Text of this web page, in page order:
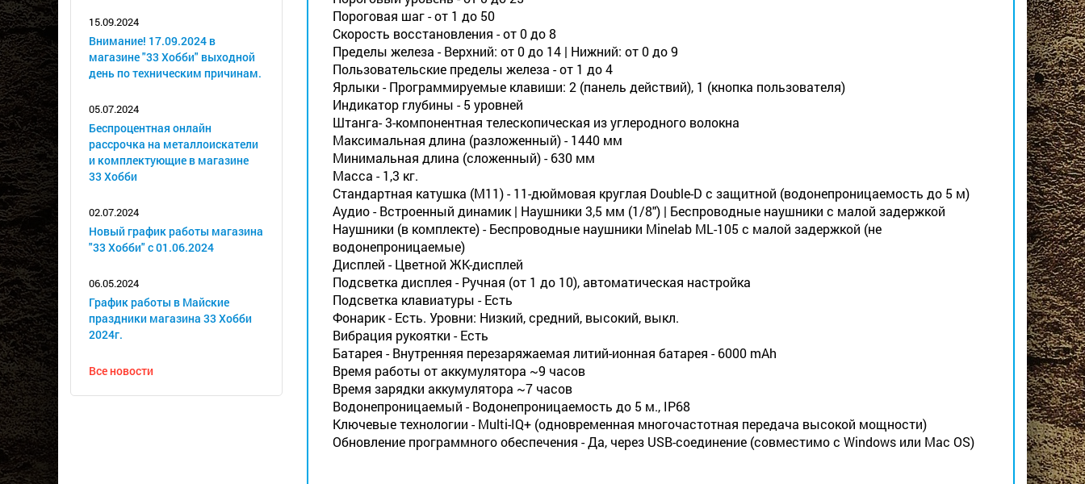
15.09.2024
Внимание! 17.09.2024 в
магазине "33 Хобби" выходной
день по техническим причинам.
05.07.2024
Беспроцентная онлайн
рассрочка на металлоискатели
и комплектующие в магазине
33 Хобби
02.07.2024
Новый график работы магазина
"33 Хобби" с 01.06.2024
06.05.2024
График работы в Майские
праздники магазина 33 Хобби
2024г.
Все новости
Пороговая шаг - от 1 до 50
Скорость восстановления - от 0 до 8
Пределы железа - Верхний: от 0 до 14 | Нижний: от 0 до 9
Пользовательские пределы железа - от 1 до 4
Ярлыки - Программируемые клавиши: 2 (панель действий), 1 (кнопка пользователя)
Индикатор глубины - 5 уровней
Штанга- 3-компонентная телескопическая из углеродного волокна
Максимальная длина (разложенный) - 1440 мм
Минимальная длина (сложенный) - 630 мм
Масса - 1,3 кг.
Стандартная катушка (M11) - 11-дюймовая круглая Double-D с защитной (водонепроницаемость до 5 м)
Аудио - Встроенный динамик | Наушники 3,5 мм (1/8") | Беспроводные наушники с малой задержкой
Наушники (в комплекте) - Беспроводные наушники Minelab ML-105 с малой задержкой (не
водонепроницаемые)
Дисплей - Цветной ЖК-дисплей
Подсветка дисплея - Ручная (от 1 до 10), автоматическая настройка
Подсветка клавиатуры - Есть
Фонарик - Есть. Уровни: Низкий, средний, высокий, выкл.
Вибрация рукоятки - Есть
Батарея - Внутренняя перезаряжаемая литий-ионная батарея - 6000 mAh
Время работы от аккумулятора ~9 часов
Время зарядки аккумулятора ~7 часов
Водонепроницаемый - Водонепроницаемость до 5 м., IP68
Ключевые технологии - Multi-IQ+ (одновременная многочастотная передача высокой мощности)
Обновление программного обеспечения - Да, через USB-соединение (совместимо с Windows или Mac OS)